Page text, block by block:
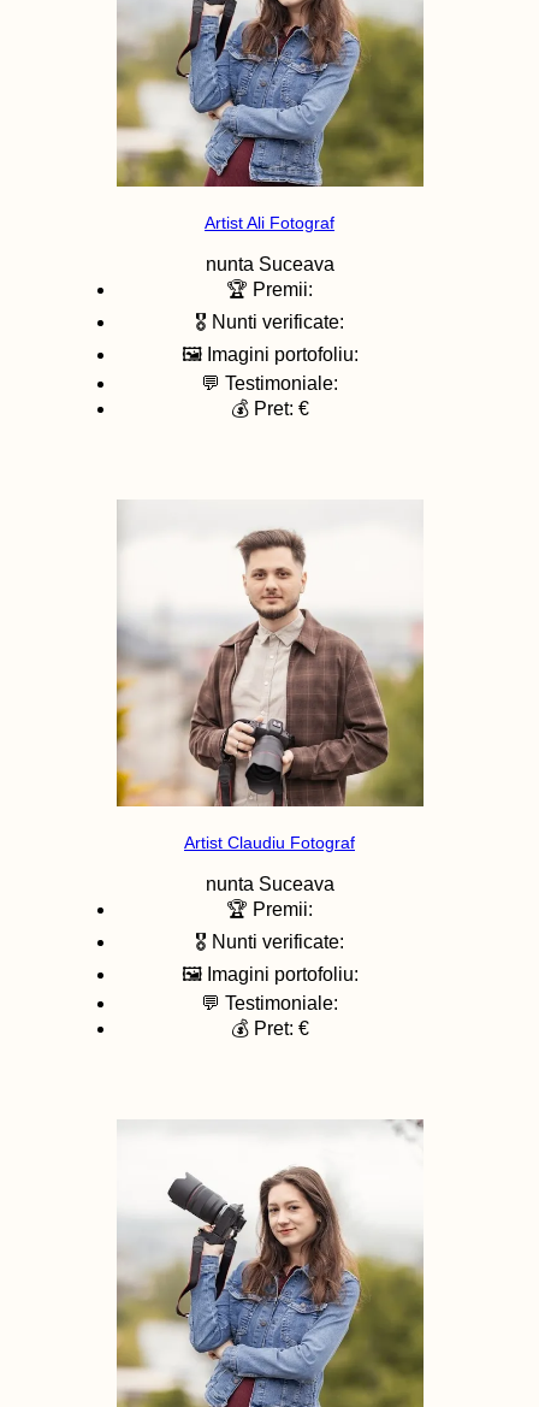
Artist Ali Fotograf
nunta Suceava
🏆 Premii:
🎖️ Nunti verificate:
🖼️ Imagini portofoliu:
💬 Testimoniale:
💰 Pret: €
Artist Claudiu Fotograf
nunta Suceava
🏆 Premii:
🎖️ Nunti verificate:
🖼️ Imagini portofoliu:
💬 Testimoniale:
💰 Pret: €